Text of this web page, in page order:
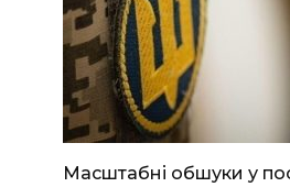
Масштабні обшуки у